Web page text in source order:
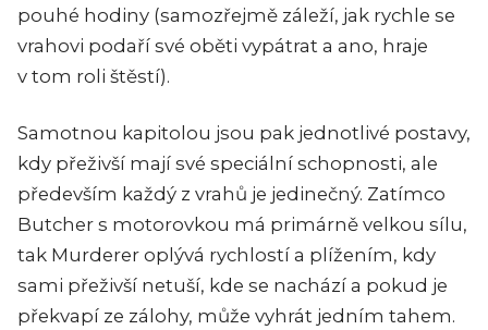
pouhé hodiny (samozřejmě záleží, jak rychle se
vrahovi podaří své oběti vypátrat a ano, hraje
v tom roli štěstí).
Samotnou kapitolou jsou pak jednotlivé postavy,
kdy přeživší mají své speciální schopnosti, ale
především každý z vrahů je jedinečný. Zatímco
Butcher s motorovkou má primárně velkou sílu,
tak Murderer oplývá rychlostí a plížením, kdy
sami přeživší netuší, kde se nachází a pokud je
překvapí ze zálohy, může vyhrát jedním tahem.